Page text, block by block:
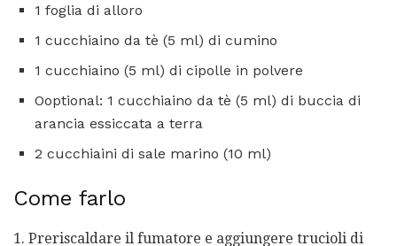
1 foglia di alloro
1 cucchiaino da tè (5 ml) di cumino
1 cucchiaino (5 ml) di cipolle in polvere
Ooptional: 1 cucchiaino da tè (5 ml) di buccia di
arancia essiccata a terra
2 cucchiaini di sale marino (10 ml)
Come farlo
1. Preriscaldare il fumatore e aggiungere trucioli di